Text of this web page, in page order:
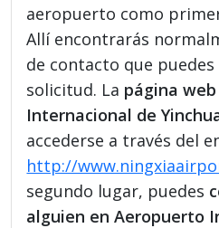
aeropuerto como
Allí encontrarás
de contacto que
solicitud. La página
Internacional de
accederse a través del
http://
segundo lugar, puedes
alguien en Aeropuerto